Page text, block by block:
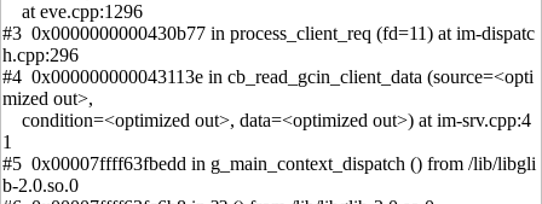
at eve.cpp:1296
#3 0x0000000000430b77 in process_client_req (fd=11) at im-dispatc
h.cpp:296
#4 0x000000000043113e in cb_read_gcin_client_data (source=<opti
mized out>,
condition=<optimized out>, data=<optimized out>) at im-srv.cpp:4
1
#5 0x00007ffff63fbedd in g_main_context_dispatch () from /lib/libgli
b-2.0.so.0